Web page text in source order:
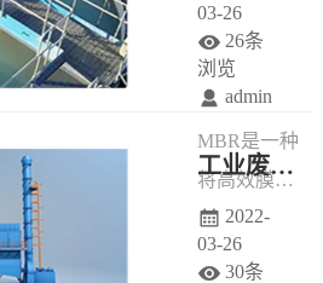
导电性，这
一特点为电
化学法在高
盐度有机废
水处理方面
提供了良好
的发展空
03-26
26条
浏览
admin
MBR是一种
将高效膜分
离技术与传
统活性污泥
工业废水处理方法-多效蒸发结晶技术
2022-
03-26
30条